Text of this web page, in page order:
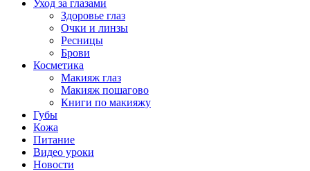
Уход за глазами
Здоровье глаз
Очки и линзы
Ресницы
Брови
Косметика
Макияж глаз
Макияж пошагово
Книги по макияжу
Губы
Кожа
Питание
Видео уроки
Новости